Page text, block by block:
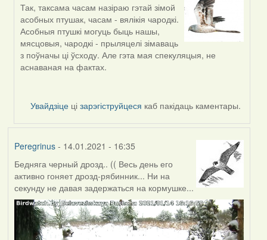
In
reply
to
by
Lighty
Так, таксама часам назіраю гэтай зімой
асобных птушак, часам - вялікія чародкі.
Асобныя птушкі могуць быць нашы,
мясцовыя, чародкі - прыляцелі зімаваць
з поўначы ці ўсходу. Але гэта мая спекуляцыя, не
аснаваная на фактах.
Увайдзіце цізарэгіструйцеся каб пакідаць каментары.
Peregrinus- 14.01.2021 - 16:35
Бедняга черный дрозд.. (( Весь день его
активно гоняет дрозд-рябинник... Ни на
секунду не давая задержаться на кормушке...